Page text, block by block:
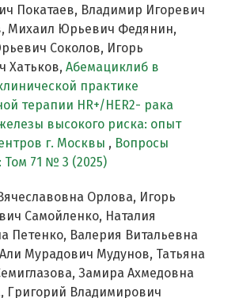
Покатаев, Владимир Игоревич
Михаил Юрьевич Федянин,
Соколов, Игорь
Хатьков, Абемациклиб в
практике
терапии HR+/HER2- рака
высокого риска: опыт
г. Москвы , Вопросы
Том 71 № 3 (2025)
Орлова, Игорь
Самойленко, Наталия
Петенко, Валерия Витальевна
Мурадович Мудунов, Татьяна
Замира Ахмедовна
Григорий Владимирович